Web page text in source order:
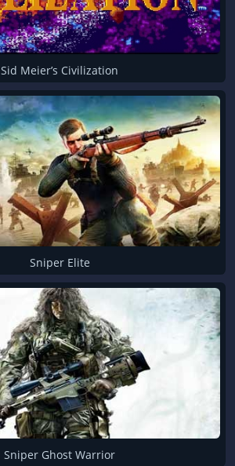
Sid Meier’s Civilization
Sniper Elite
Sniper Ghost Warrior